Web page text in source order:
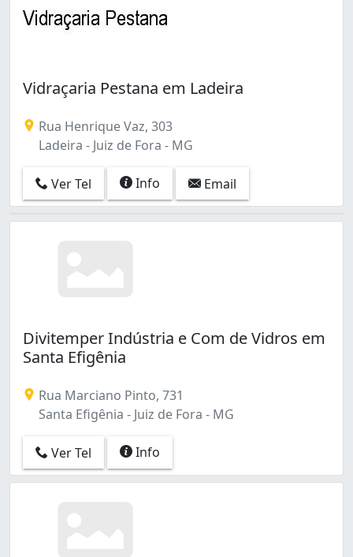
Vidraçaria Pestana em Ladeira
Rua Henrique Vaz, 303
Ladeira - Juiz de Fora - MG
Ver Tel Info Email
Divitemper Indústria e Com de Vidros em
Santa Efigênia
Rua Marciano Pinto, 731
Santa Efigênia - Juiz de Fora - MG
Ver Tel Info